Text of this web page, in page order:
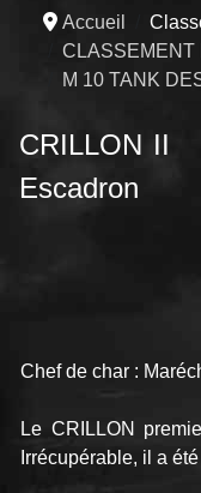
Accueil
CLASSEMENT
M 10 TANK
Escadron
Chef de char :
Le CRILLON
Irrécupérable, il a